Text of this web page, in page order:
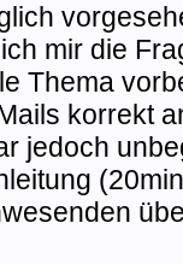
mir die
Thema
korrekt
jedoch